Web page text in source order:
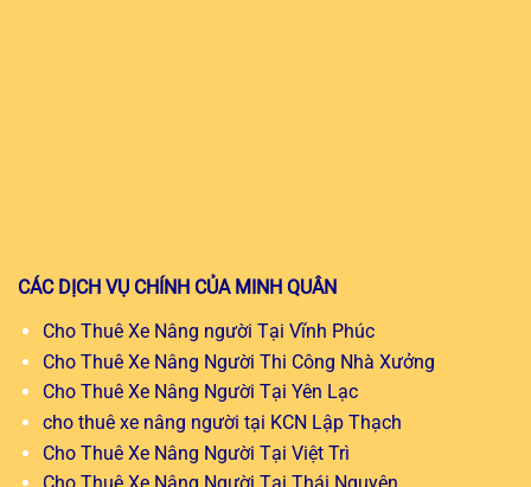
CÁC DỊCH VỤ CHÍNH CỦA MINH QUÂN
Cho Thuê Xe Nâng người Tại Vĩnh Phúc
Cho Thuê Xe Nâng Người Thi Công Nhà Xưởng
Cho Thuê Xe Nâng Người Tại Yên Lạc
cho thuê xe nâng người tại KCN Lập Thạch
Cho Thuê Xe Nâng Người Tại Việt Trì